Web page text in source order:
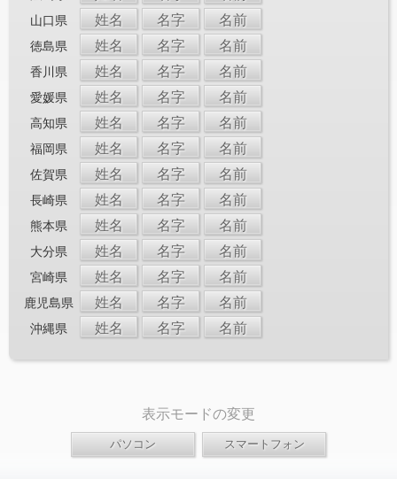
山口県 姓名 名字 名前
徳島県 姓名 名字 名前
香川県 姓名 名字 名前
愛媛県 姓名 名字 名前
高知県 姓名 名字 名前
福岡県 姓名 名字 名前
佐賀県 姓名 名字 名前
長崎県 姓名 名字 名前
熊本県 姓名 名字 名前
大分県 姓名 名字 名前
宮崎県 姓名 名字 名前
鹿児島県 姓名 名字 名前
沖縄県 姓名 名字 名前
表示モードの変更